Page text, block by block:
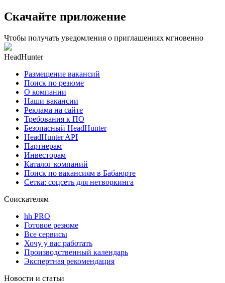
Скачайте приложение
Чтобы получать уведомления о приглашениях мгновенно
HeadHunter
Размещение вакансий
Поиск по резюме
О компании
Наши вакансии
Реклама на сайте
Требования к ПО
Безопасный HeadHunter
HeadHunter API
Партнерам
Инвесторам
Каталог компаний
Поиск по вакансиям в Бабаюрте
Сетка: соцсеть для нетворкинга
Соискателям
hh PRO
Готовое резюме
Все сервисы
Хочу у вас работать
Производственный календарь
Экспертная рекомендация
Новости и статьи